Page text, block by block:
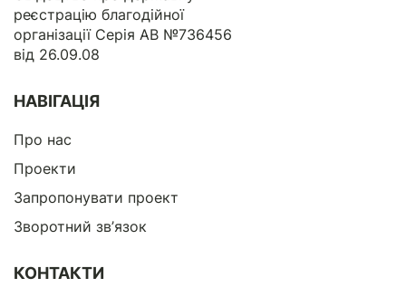
реєстрацію благодійної
організації Серія АВ №736456
від 26.09.08
НАВІГАЦІЯ
Про нас
Проекти
Запропонувати проект
Зворотний зв’язок
КОНТАКТИ